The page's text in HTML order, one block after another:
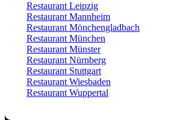
Restaurant Leipzig
Restaurant Mannheim
Restaurant Mönchengladbach
Restaurant München
Restaurant Münster
Restaurant Nürnberg
Restaurant Stuttgart
Restaurant Wiesbaden
Restaurant Wuppertal